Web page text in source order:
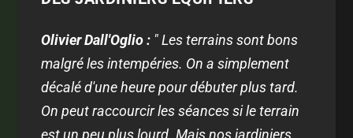
Olivier Dall'Oglio : " Les terrains sont bons
malgré les intempéries. On a simplement
décalé d'une heure pour débuter plus tard.
On peut raccourcir les séances si le terrain
est un peu plus lourd. Mais nos jardiniers